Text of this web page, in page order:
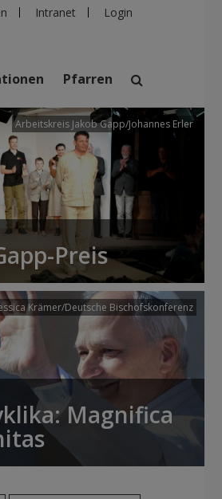
Intranet Login
suchen
Pfarren Einrichtungen
Pfarren
Arbeitskreis Jakob Gapp/Johannes Erler
Preis
Krämer/Deutsche Bischofskonferenz
Magnifica